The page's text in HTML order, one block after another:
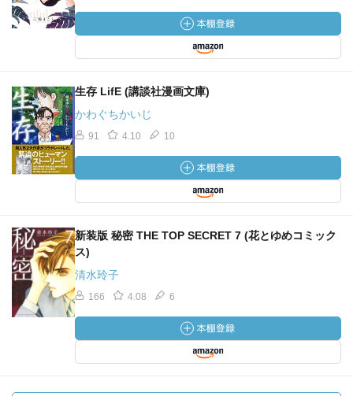
生存 LifE (講談社漫画文庫)
かわぐちかいじ
91 4.10 10
新装版 秘密 THE TOP SECRET 7 (花とゆめコミック
ス)
清水玲子
166 4.08 6